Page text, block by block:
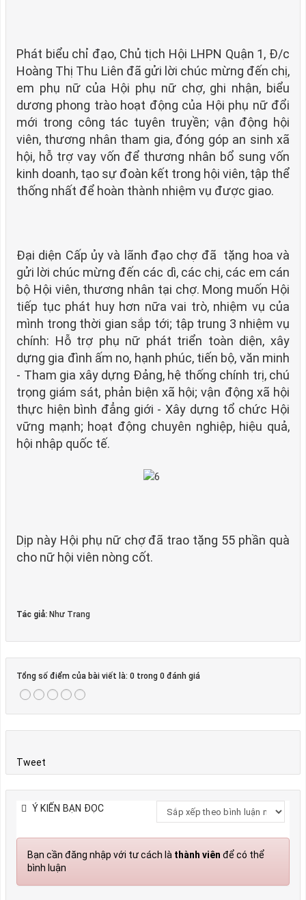
Phát biểu chỉ đạo, Chủ tịch Hội LHPN Quận 1, Đ/c
Hoàng Thị Thu Liên đã gửi lời chúc mừng đến chị,
em phụ nữ của Hội phụ nữ chợ, ghi nhận, biểu
dương phong trào hoạt động của Hội phụ nữ đổi
mới trong công tác tuyên truyền; vận động hội
viên, thương nhân tham gia, đóng góp an sinh xã
hội, hỗ trợ vay vốn để thương nhân bổ sung vốn
kinh doanh, tạo sự đoàn kết trong hội viên, tập thể
thống nhất để hoàn thành nhiệm vụ được giao.
Đại diện Cấp ủy và lãnh đạo chợ đã tặng hoa và
gửi lời chúc mừng đến các dì, các chị, các em cán
bộ Hội viên, thương nhân tại chợ. Mong muốn Hội
tiếp tục phát huy hơn nữa vai trò, nhiệm vụ của
mình trong thời gian sắp tới; tập trung 3 nhiệm vụ
chính: Hỗ trợ phụ nữ phát triển toàn diện, xây
dựng gia đình ấm no, hạnh phúc, tiến bộ, văn minh
- Tham gia xây dựng Đảng, hệ thống chính trị, chú
trọng giám sát, phản biện xã hội; vận động xã hội
thực hiện bình đẳng giới - Xây dựng tổ chức Hội
vững mạnh; hoạt động chuyên nghiệp, hiệu quả,
hội nhập quốc tế.
Dịp này Hội phụ nữ chợ đã trao tặng 55 phần quà
cho nữ hội viên nòng cốt.
Tác giả: Như Trang
Tổng số điểm của bài viết là: 0 trong 0 đánh giá
Tweet
Ý KIẾN BẠN ĐỌC
Bạn cần đăng nhập với tư cách là thành viên để có thể
bình luận